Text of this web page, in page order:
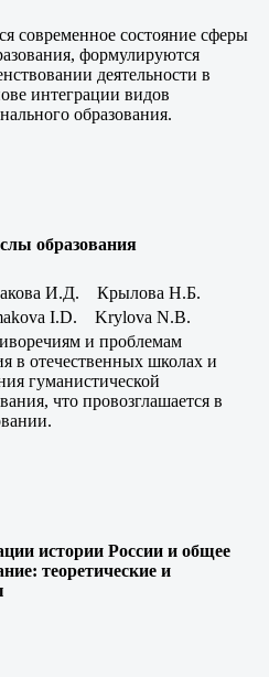
современное состояние сферы
формулируются
деятельности в
интеграции видов
образования.
образования
И.Д. Крылова Н.Б.
I.D. Krylova N.B.
и проблемам
в отечественных школах и
гуманистической
что провозглашается в
истории России и общее
теоретические и